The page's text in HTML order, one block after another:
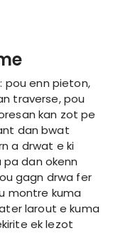
pou enn pieton,
traverse, pou
kan zot pe
dan bwat
a drwat e ki
pa dan okenn
gagn drwa fer
montre kuma
larout e kuma
ek lezot